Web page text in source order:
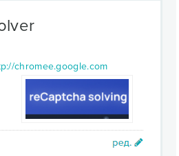
chromee.google.com